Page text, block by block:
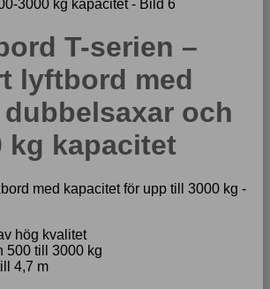
T-serien –
lyftbord med
och
kg kapacitet
med kapacitet för upp till 3000 kg -
hög kvalitet
500 till 3000 kg
4,7 m